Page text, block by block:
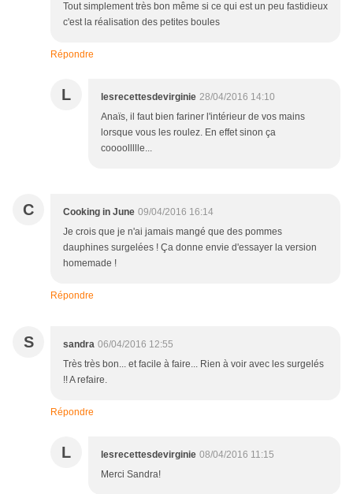
Tout simplement très bon même si ce qui est un peu fastidieux
c'est la réalisation des petites boules
Répondre
L lesrecettesdevirginie 28/04/2016 14:10
Anaïs, il faut bien fariner l'intérieur de vos mains
lorsque vous les roulez. En effet sinon ça
coooollllle...
C Cooking in June 09/04/2016 16:14
Je crois que je n'ai jamais mangé que des pommes
dauphines surgelées ! Ça donne envie d'essayer la version
homemade !
Répondre
S sandra 06/04/2016 12:55
Très très bon... et facile à faire... Rien à voir avec les surgelés
!! A refaire.
Répondre
L lesrecettesdevirginie 08/04/2016 11:15
Merci Sandra!